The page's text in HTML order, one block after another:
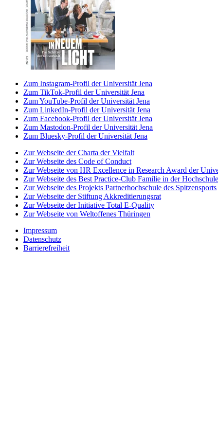
Zum Instagram-Profil der Universität Jena
Zum TikTok-Profil der Universität Jena
Zum YouTube-Profil der Universität Jena
Zum LinkedIn-Profil der Universität Jena
Zum Facebook-Profil der Universität Jena
Zum Mastodon-Profil der Universität Jena
Zum Bluesky-Profil der Universität Jena
Zur Webseite der Charta der Vielfalt
Zur Webseite des Code of Conduct
Zur Webseite von HR Excellence in Research Award der
Zur Webseite des Best Practice-Club Familie in der Hochschule
Zur Webseite des Projekts Partnerhochschule des Spitzensports
Zur Webseite der Stiftung Akkreditierungsrat
Zur Webseite der Initiative Total E-Quality
Zur Webseite von Weltoffenes Thüringen
Impressum
Datenschutz
Barrierefreiheit